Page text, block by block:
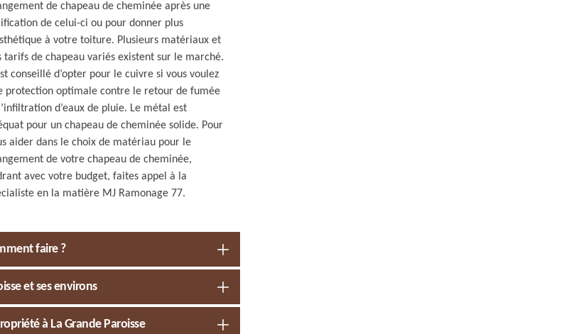
de chapeau de cheminée après une
de celui-ci ou pour donner plus
à votre toiture. Plusieurs matériaux et
tarifs de chapeau variés existent sur le marché.
conseillé d’opter pour le cuivre si vous voulez
protection optimale contre le retour de fumée
d’eaux de pluie. Le métal est
pour un chapeau de cheminée solide. Pour
aider dans le choix de matériau pour le
de votre chapeau de cheminée,
avec votre budget, faites appel à la
en la matière MJ Ramonage 77.
faire ?
et ses environs
à La Grande Paroisse